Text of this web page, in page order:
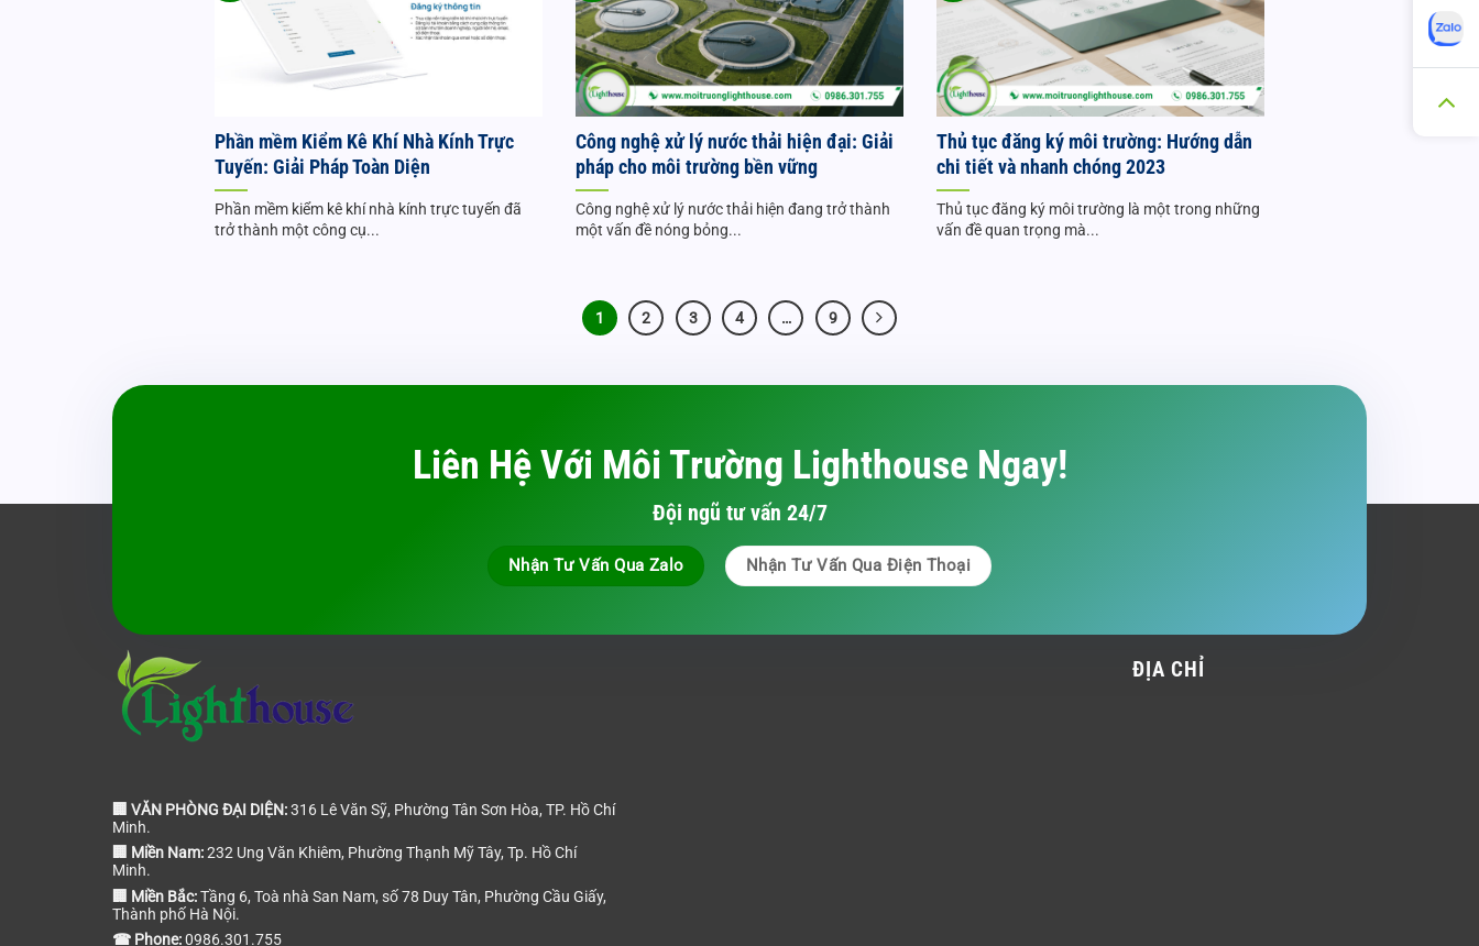
Phần mềm Kiểm Kê Khí Nhà Kính Trực
Tuyến: Giải Pháp Toàn Diện
Phần mềm kiểm kê khí nhà kính trực tuyến đã
trở thành một công cụ...
Công nghệ xử lý nước thải hiện đại: Giải
pháp cho môi trường bền vững
Công nghệ xử lý nước thải hiện đang trở thành
một vấn đề nóng bỏng...
Thủ tục đăng ký môi trường: Hướng dẫn
chi tiết và nhanh chóng 2023
Thủ tục đăng ký môi trường là một trong những
vấn đề quan trọng mà...
1 2 3 4 … 9
Liên Hệ Với Môi Trường Lighthouse Ngay!
Đội ngũ tư vấn 24/7
Nhận Tư Vấn Qua Zalo Nhận Tư Vấn Qua Điện Thoại
🏢 VĂN PHÒNG ĐẠI DIỆN:316 Lê Văn Sỹ, Phường Tân Sơn Hòa, TP. Hồ Chí
Minh.
🏢 Miền Nam:232 Ung Văn Khiêm, Phường Thạnh Mỹ Tây, Tp. Hồ Chí
Minh.
🏢 Miền Bắc:Tầng 6, Toà nhà San Nam, số 78 Duy Tân, Phường Cầu Giấy,
Thành phố Hà Nội.
☎ Phone:0986.301.755
ĐỊA CHỈ